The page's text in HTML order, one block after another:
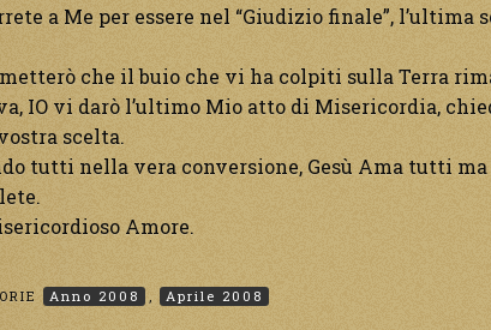
a Me per essere nel “Giudizio finale”, l’ultima
che il buio che vi ha colpiti sulla Terra
IO vi darò l’ultimo Mio atto di Misericordia,
scelta.
tutti nella vera conversione, Gesù Ama tutti
Amore.
Anno 2008 Aprile 2008